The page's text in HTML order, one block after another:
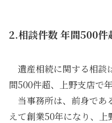
2.相談件数 年間500件
遺産相続に関する相談
間500件超、上野支店で
当事務所は、前身であ
えて創業50年になり、